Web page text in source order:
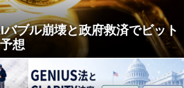
ブル崩壊と政府救済でビット
想